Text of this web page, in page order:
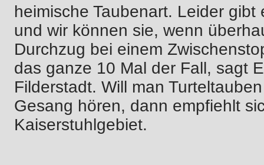
heimische Taubenart. Leider
und wir können sie, wenn
Durchzug bei einem
das ganze 10 Mal der Fall, sagt
Filderstadt. Will man
Gesang hören, dann empfiehlt
Kaiserstuhlgebiet.